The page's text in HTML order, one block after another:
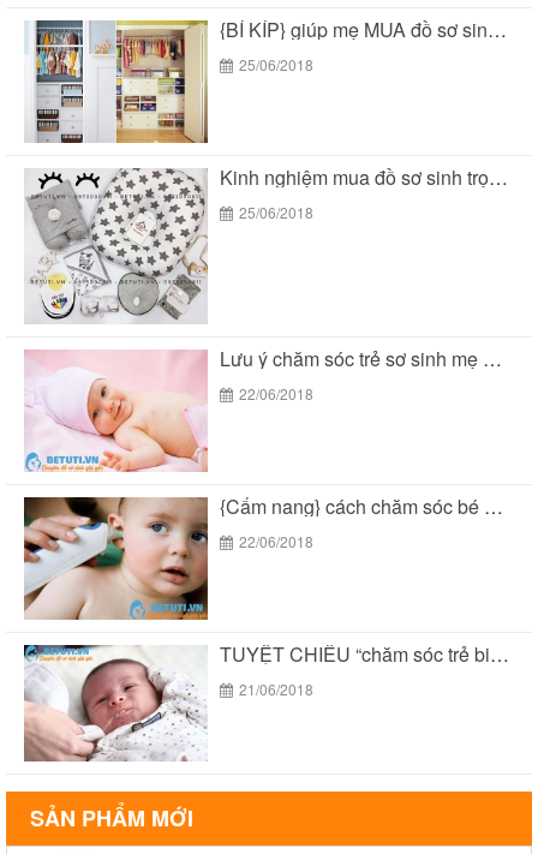
{BÍ KÍP} giúp mẹ MUA đồ sơ sinh trọn...
25/06/2018
Kinh nghiệm mua đồ sơ sinh trọn gói tại...
25/06/2018
Lưu ý chăm sóc trẻ sơ sinh mẹ THÔNG...
22/06/2018
{Cẩm nang} cách chăm sóc bé 2 tuổi THÔNG...
22/06/2018
TUYỆT CHIÊU “chăm sóc trẻ biếng ăn suy dinh...
21/06/2018
SẢN PHẨM MỚI